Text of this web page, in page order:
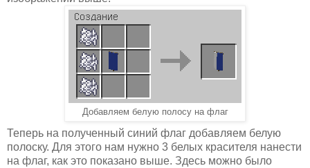
Добавляем белую полосу на флаг
Теперь на полученный синий флаг добавляем белую
полоску. Для этого нам нужно 3 белых красителя нанести
на флаг, как это показано выше. Здесь можно было